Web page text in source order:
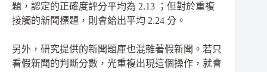
題，認定的正確度評分平均為 2.13
；但對於重複
接觸的新聞標題，則會給出平均 2.24 分。
另外，研究提供的新聞題庫也混雜著假新聞。若只
看假新聞的判斷分數，光重複出現這個操作，就會